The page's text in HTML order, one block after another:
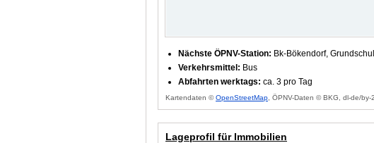
Nächste ÖPNV-Station: Bk-Bökendorf,
Verkehrsmittel: Bus
Abfahrten werktags: ca. 3 pro Tag
Kartendaten ©OpenStreetMap , ÖPNV-Daten © BKG, dl-de/by-
Lageprofil für Immobilien